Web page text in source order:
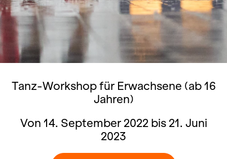
Tanz-Workshop für Erwachsene (ab 16
Jahren)
Von 14. September 2022 bis 21. Juni
2023